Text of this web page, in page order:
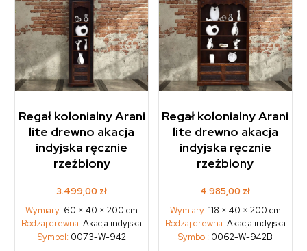
Regał kolonialny Arani
lite drewno akacja
indyjska ręcznie
rzeźbiony
3.499,00 zł
Wymiary: 60 × 40 × 200 cm
Rodzaj drewna: Akacja indyjska
Symbol: 0073-W-942
Regał kolonialny Arani
lite drewno akacja
indyjska ręcznie
rzeźbiony
4.985,00 zł
Wymiary: 118 × 40 × 200 cm
Rodzaj drewna: Akacja indyjska
Symbol: 0062-W-942B